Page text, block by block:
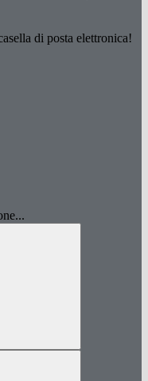
di posta elettronica!